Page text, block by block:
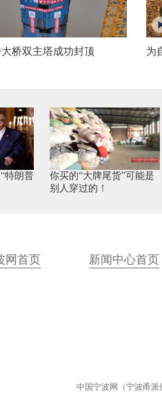
桥双主塔成功封顶 为
特朗普
你买的“大牌尾货”可能是
别人穿过的！
网首页 新闻中心首页
中国宁波网（宁波甬